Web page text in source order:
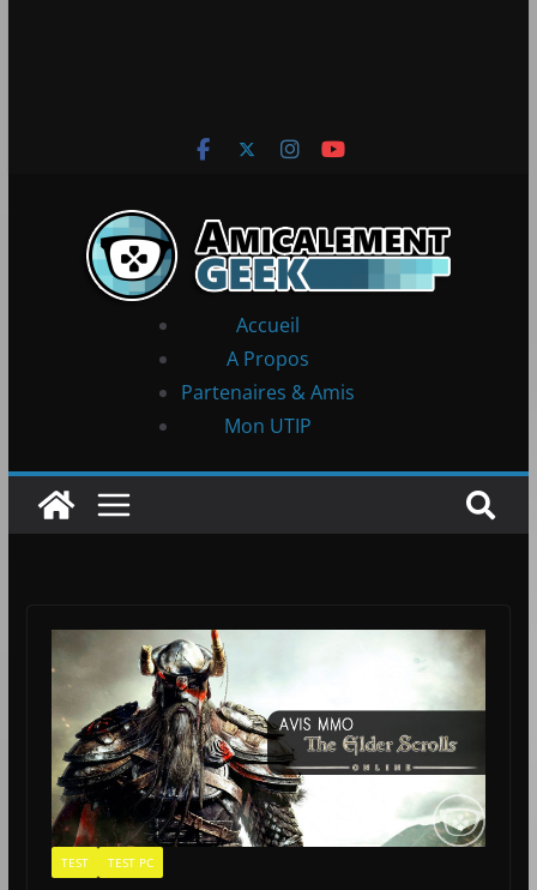
Accueil
A Propos
Partenaires & Amis
Mon UTIP
TEST TEST PC